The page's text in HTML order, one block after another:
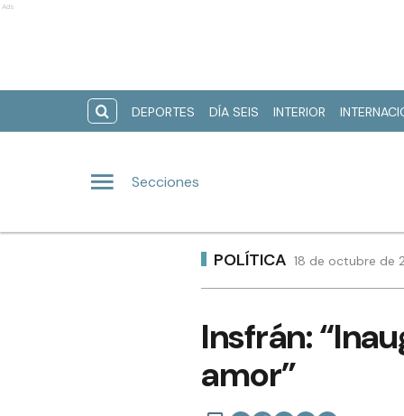
Ads
DEPORTES DÍA SEIS INTERIOR
Secciones
POLÍTICA 18 de octubre de
Insfrán:
amor”